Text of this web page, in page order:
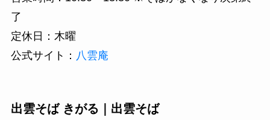
了
定休日：木曜
公式サイト： 八雲庵
出雲そば きがる｜出雲そば